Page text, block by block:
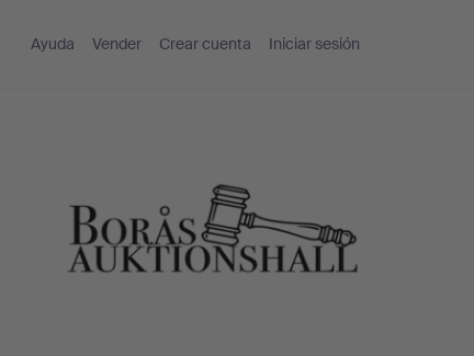
Ayuda Vender Crear cuenta Iniciar sesión